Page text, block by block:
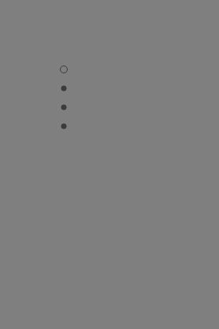
carousel dot
carousel dot
carousel dot
carousel dot